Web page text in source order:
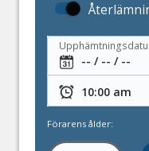
Förarens ålder: